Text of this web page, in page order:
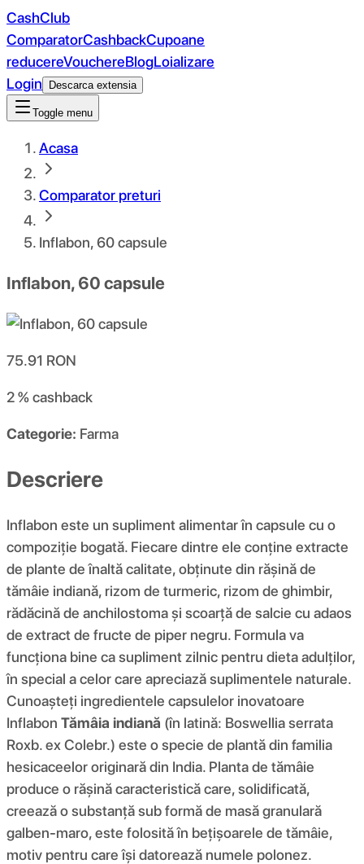
CashClub
ComparatorCashbackCupoane
reducereVouchereBlogLoializare
Login
Descarca extensia
Toggle menu
Acasa
Comparator preturi
Inflabon, 60 capsule
Inflabon, 60 capsule
75.91 RON
2 %cashback
Categorie: Farma
Descriere
Inflabon este un supliment alimentar în capsule cu o
compoziție bogată. Fiecare dintre ele conține extracte
de plante de înaltă calitate, obținute din rășină de
tămâie indiană, rizom de turmeric, rizom de ghimbir,
rădăcină de anchilostoma și scoarță de salcie cu adaos
de extract de fructe de piper negru. Formula va
funcționa bine ca supliment zilnic pentru dieta adulților,
în special a celor care apreciază suplimentele naturale.
Cunoașteți ingredientele capsulelor inovatoare
Inflabon Tămâia indiană (în latină: Boswellia serrata
Roxb. ex Colebr.) este o specie de plantă din familia
hesicaceelor ​​originară din India. Planta de tămâie
produce o rășină caracteristică care, solidificată,
creează o substanță sub formă de masă granulară
galben-maro, este folosită în bețișoarele de tămâie,
motiv pentru care își datorează numele polonez.